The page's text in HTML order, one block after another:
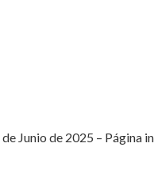
Junio de 2025 – Página